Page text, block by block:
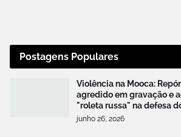
Postagens Populares
Violência na Mooca:
agredido em gravação e
"roleta russa" na defesa
junho 26, 2026